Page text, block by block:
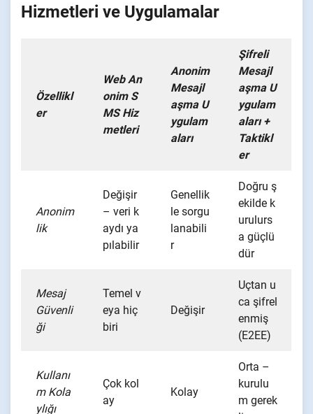
Hizmetleri ve Uygulamalar
Özellikl
er
Web An
onim S
MS Hiz
metleri
Anonim
Mesajl
aşma U
ygulam
aları
Şifreli
Mesajl
aşma U
ygulam
aları +
Taktikl
er
Anonim
lik
Değişir
– veri k
aydı ya
pılabilir
Genellik
le sorgu
lanabili
r
Doğru ş
ekilde k
urulurs
a güçlü
dür
Mesaj
Güvenli
ği
Temel v
eya hiç
biri
Değişir
Uçtan u
ca şifrel
enmiş
(E2EE)
Kullanı
m Kola
ylığı
Çok kol
ay
Kolay
Orta –
kurulu
m gerek